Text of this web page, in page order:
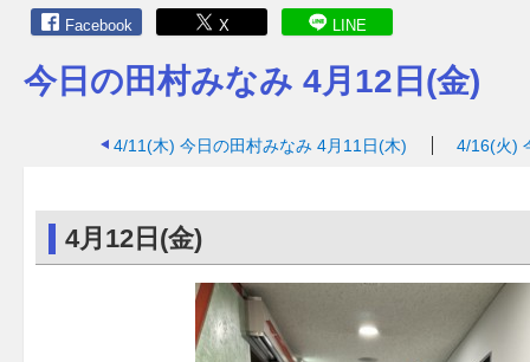
Facebook X LINE
今日の田村みなみ 4月12日(金)
4/11(木) 今日の田村みなみ 4月11日(木) 4/16(火)
4月12日(金)